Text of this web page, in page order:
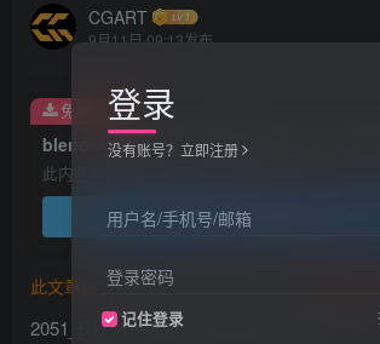
CGART
9月11日 09:13发布
blender 城市街区_免费3D模型_CGART_橙
此内容为免费资源，请登录后查看
登录查看
免费资源
此文章由 橙光艺术网(www.cgart.net)
2051_5 blender 城市街区_免费3D模型
登录
没有账号？立即注册
用户名/手机号/邮箱
登录密码
记住登录